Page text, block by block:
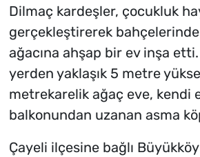
Dilmaç kardeşler, çocukluk
gerçekleştirerek
ağacına ahşap bir ev inşa
yerden yaklaşık 5 metre
metrekarelik ağaç eve, kendi
balkonundan uzanan asma
Çayeli ilçesine bağlı